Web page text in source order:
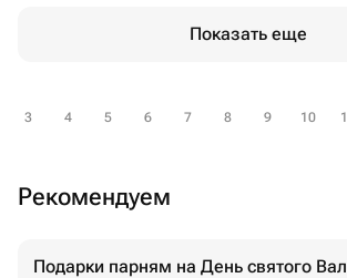
Показать еще
3 4 5 6 7 8 9 10
Рекомендуем
Подарки парням на День святого